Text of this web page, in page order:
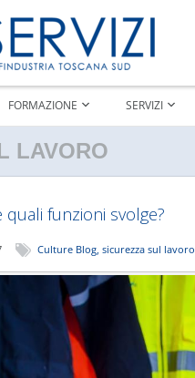
FORMAZIONE SERVIZI
LAVORO
quali funzioni svolge?
Culture Blog sicurezza sul lavoro